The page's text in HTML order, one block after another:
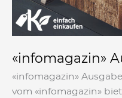
«infomagazin»
«infomagazin»
vom «infomagazin»